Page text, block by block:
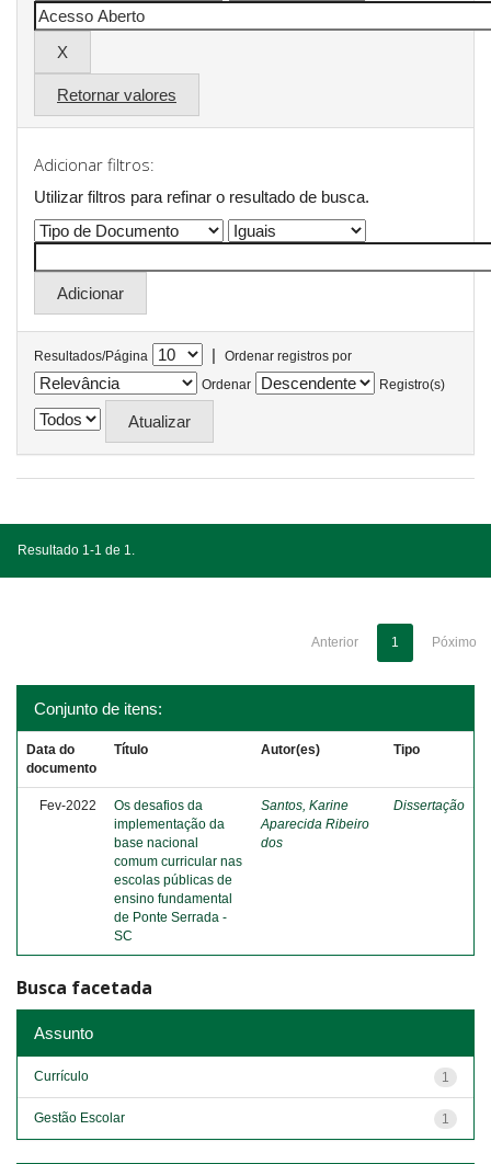
Retornar valores
Adicionar filtros:
Utilizar filtros para refinar o resultado de busca.
Resultados/Página |
Ordenar registros por
Ordenar
Registro(s)
Resultado 1-1 de 1.
Anterior 1 Póximo
Conjunto de itens:
Data do
documento
Título Autor(es) Tipo
Fev-2022
Os desafios da
implementação da
base nacional
comum curricular nas
escolas públicas de
ensino fundamental
de Ponte Serrada -
SC
Santos, Karine
Aparecida Ribeiro
dos
Dissertação
Busca facetada
Assunto
1
Currículo
1
Gestão Escolar